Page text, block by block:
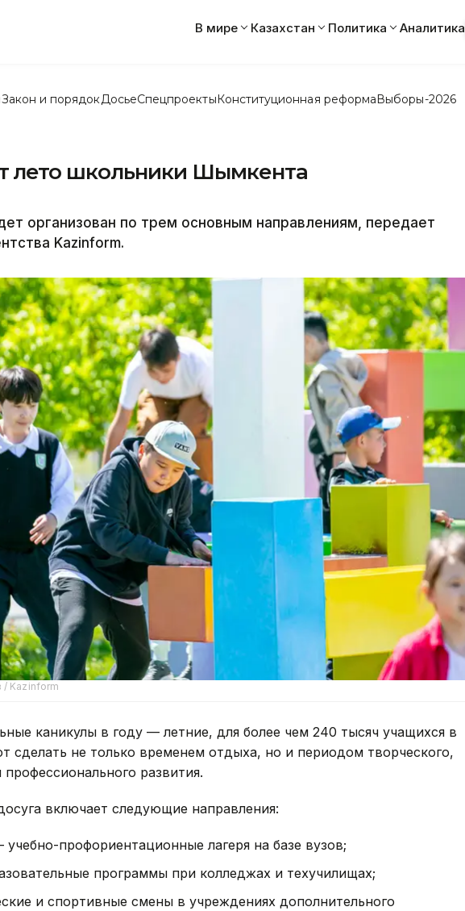
В мире Казахстан Политика Аналитика
Закон и порядок ДосьеСпецпроектыКонституционная реформаВыборы-2026
лето школьники Шымкента
организован по трем основным направлениям, передает
Kazinform.
/ Kazinform
каникулы в году — летние, для более чем 240 тысяч учащихся в
сделать не только временем отдыха, но и периодом творческого,
профессионального развития.
включает следующие направления:
учебно-профориентационные лагеря на базе вузов;
программы при колледжах и техучилищах;
и спортивные смены в учреждениях дополнительного